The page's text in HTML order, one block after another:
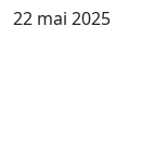
22 mai 2025